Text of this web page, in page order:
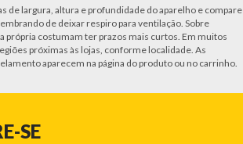
de largura, altura e profundidade do aparelho e compare
de deixar respiro para ventilação. Sobre
própria costumam ter prazos mais curtos. Em muitos
próximas às lojas, conforme localidade. As
aparecem na página do produto ou no carrinho.
SE